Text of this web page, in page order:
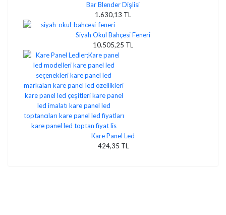
Bar Blender Dişlisi
1.630,13 TL
Siyah Okul Bahçesi Feneri
10.505,25 TL
Kare Panel Led
424,35 TL